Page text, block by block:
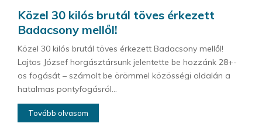
Közel 30 kilós brutál töves érkezett
Badacsony mellől!
Közel 30 kilós brutál töves érkezett Badacsony mellől!
Lajtos József horgásztársunk jelentette be hozzánk 28+-
os fogását – számolt be örömmel közösségi oldalán a
hatalmas pontyfogásról...
Tovább olvasom